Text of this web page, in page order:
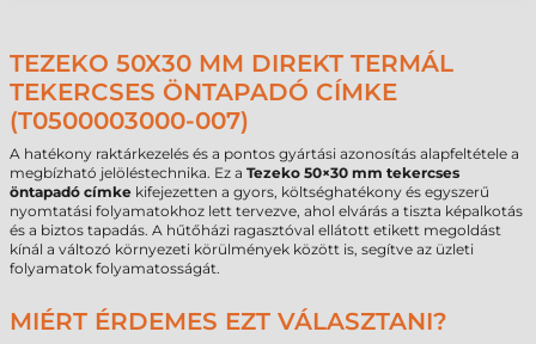
TEZEKO 50X30 MM DIREKT TERMÁL
TEKERCSES ÖNTAPADÓ CÍMKE
(T0500003000-007)
A hatékony raktárkezelés és a pontos gyártási azonosítás alapfeltétele a
megbízható jelöléstechnika. Ez a Tezeko 50×30 mm tekercses
öntapadó címke kifejezetten a gyors, költséghatékony és egyszerű
nyomtatási folyamatokhoz lett tervezve, ahol elvárás a tiszta képalkotás
és a biztos tapadás. A hűtőházi ragasztóval ellátott etikett megoldást
kínál a változó környezeti körülmények között is, segítve az üzleti
folyamatok folyamatosságát.
MIÉRT ÉRDEMES EZT VÁLASZTANI?